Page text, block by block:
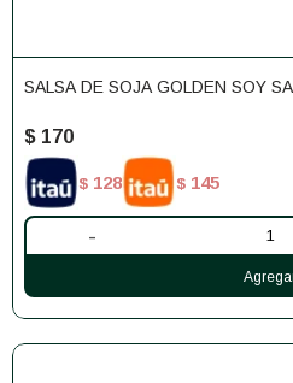
SALSA DE SOJA GOLDEN SOY
$ 170
$ 128 $ 145
-